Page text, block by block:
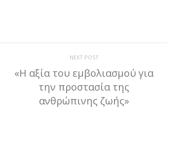
NEXT POST
«Η αξία του εμβολιασμού για
την προστασία της
ανθρώπινης ζωής»